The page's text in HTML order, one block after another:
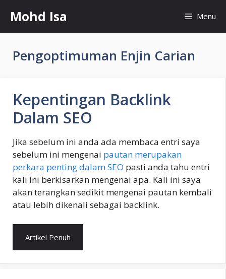
content
Mohd Isa Menu
Pengoptimuman Enjin Carian
Kepentingan Backlink
Dalam SEO
Jika sebelum ini anda ada membaca entri saya
sebelum ini mengenai pautan merupakan
perkara penting dalam SEO pasti anda tahu entri
kali ini berkisarkan mengenai apa. Kali ini saya
akan terangkan sedikit mengenai pautan kembali
atau lebih dikenali sebagai backlink.
Artikel Penuh